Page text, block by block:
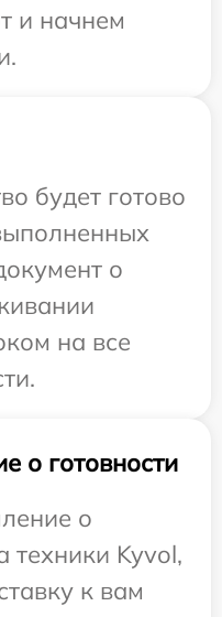
и начнем
будет готово
о
на все
о готовности
о
техники Kyvol,
к вам